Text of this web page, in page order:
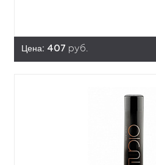
Цена: 407 руб.